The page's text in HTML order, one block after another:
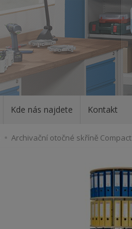
Kde nás najdete Kontakt
Archivační otočné skříně Compact